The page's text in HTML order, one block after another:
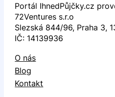
Portál IhnedPůjčky.cz
72Ventures s.r.o
Slezská 844/96, Praha 3,
IČ: 14139936
O nás
Blog
Kontakt